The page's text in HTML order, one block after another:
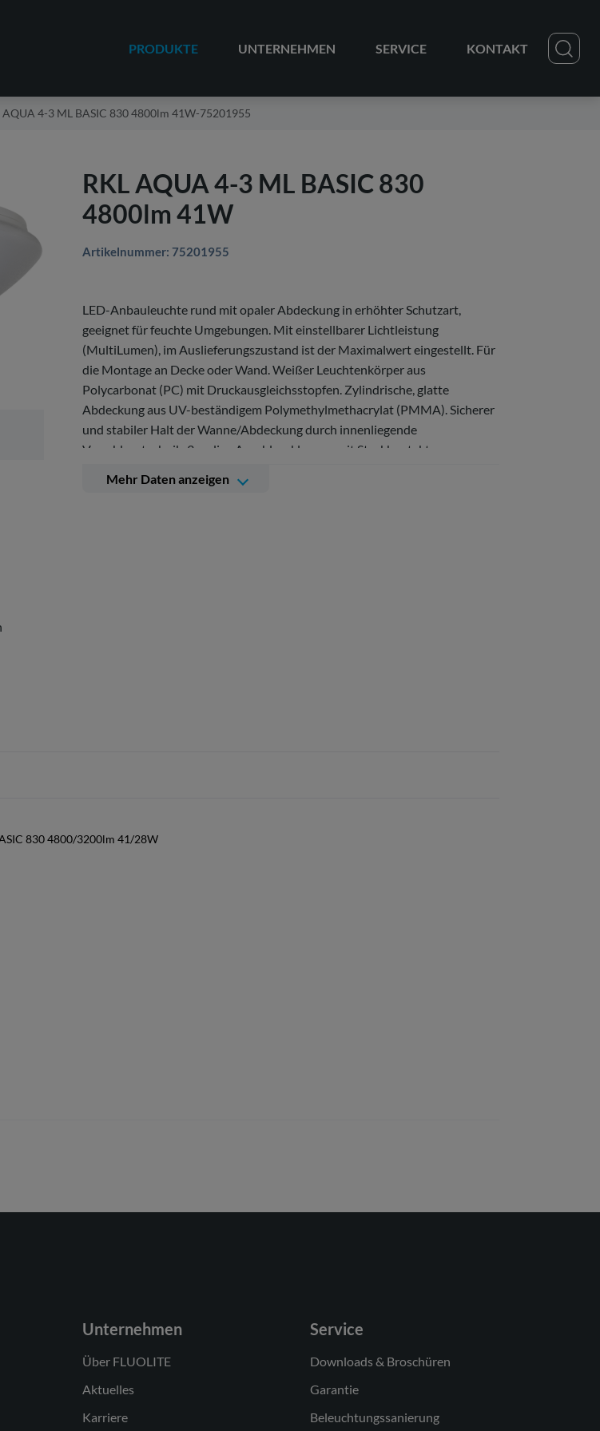
PRODUKTE UNTERNEHMEN SERVICE KONTAKT
AQUA 4-3 ML BASIC 830 4800lm 41W-75201955
RKL AQUA 4-3 ML BASIC 830
4800lm 41W
Artikelnummer: 75201955
LED-Anbauleuchte rund mit opaler Abdeckung in erhöhter Schutzart,
geeignet für feuchte Umgebungen. Mit einstellbarer Lichtleistung
(MultiLumen), im Auslieferungszustand ist der Maximalwert eingestellt. Für
die Montage an Decke oder Wand. Weißer Leuchtenkörper aus
Polycarbonat (PC) mit Druckausgleichsstopfen. Zylindrische, glatte
Abdeckung aus UV-beständigem Polymethylmethacrylat (PMMA). Sicherer
und stabiler Halt der Wanne/Abdeckung durch innenliegende
Verschlusstechnik. 3-polige Anschlussklemme mit Steckkontakt,
Innenbereichen und überdachten Außenbereich.
Mehr Daten anzeigen
830 4800/3200lm 41/28W
Unternehmen
Über FLUOLITE
Aktuelles
Karriere
Service
Downloads & Broschüren
Garantie
Beleuchtungssanierung